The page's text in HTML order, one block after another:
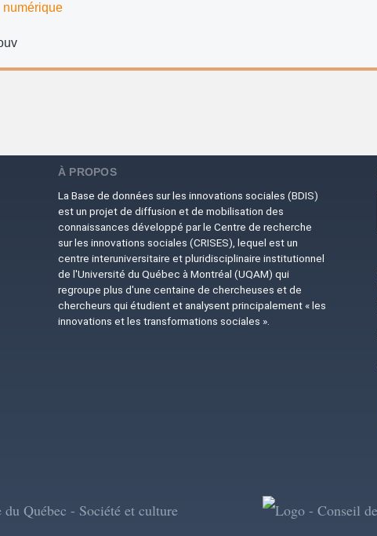
numérique
À PROPOS
La Base de données sur les innovations sociales (BDIS)
est un projet de diffusion et de mobilisation des
connaissances développé par le Centre de recherche
sur les innovations sociales (CRISES), lequel est un
centre interuniversitaire et pluridisciplinaire institutionnel
de l'Université du Québec à Montréal (UQAM) qui
regroupe plus d'une centaine de chercheuses et de
chercheurs qui étudient et analysent principalement « les
innovations et les transformations sociales ».
Image